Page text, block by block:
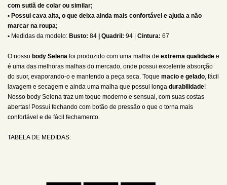
com sutiã de colar ou similar;
• Possui cava alta, o que deixa ainda mais confortável e ajuda a não
marcar na roupa;
• Medidas da modelo: Busto: 84 | Quadril: 94 | Cintura: 67
O nosso body Selena foi produzido com uma malha de extrema qualidade e
é uma das melhoras malhas do mercado, onde possui excelente absorção
do suor, evaporando-o e mantendo a peça seca. Toque macio e gelado, fácil
lavagem e secagem e ainda uma malha que possui longa durabilidade!
Nosso body Selena traz um toque moderno e sensual, com suas costas
abertas! Possui fechando com botão de pressão o que o torna mais
confortável e de fácil fechamento.
TABELA DE MEDIDAS: